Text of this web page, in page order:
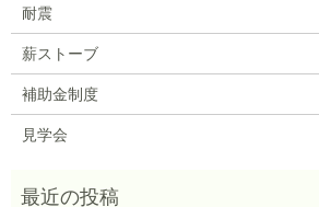
耐震
薪ストーブ
補助金制度
見学会